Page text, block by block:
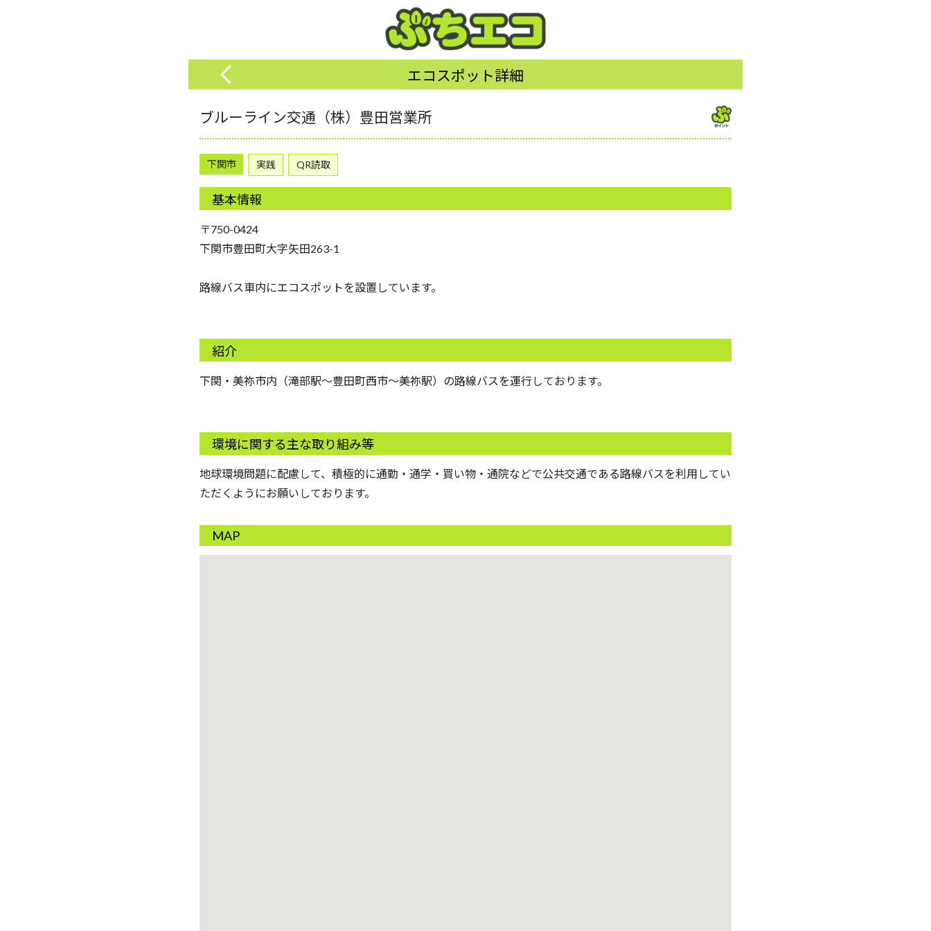
エコスポット詳細
ブルーライン交通（株）豊田営業所
下関市 実践 QR読取
基本情報
〒750-0424
下関市豊田町大字矢田263-1
路線バス車内にエコスポットを設置しています。
紹介
下関・美祢市内（滝部駅〜豊田町西市〜美祢駅）の路線バスを運行しております。
環境に関する主な取り組み等
地球環境問題に配慮して、積極的に通勤・通学・買い物・通院などで公共交通である路線バスを利用してい
ただくようにお願いしております。
MAP